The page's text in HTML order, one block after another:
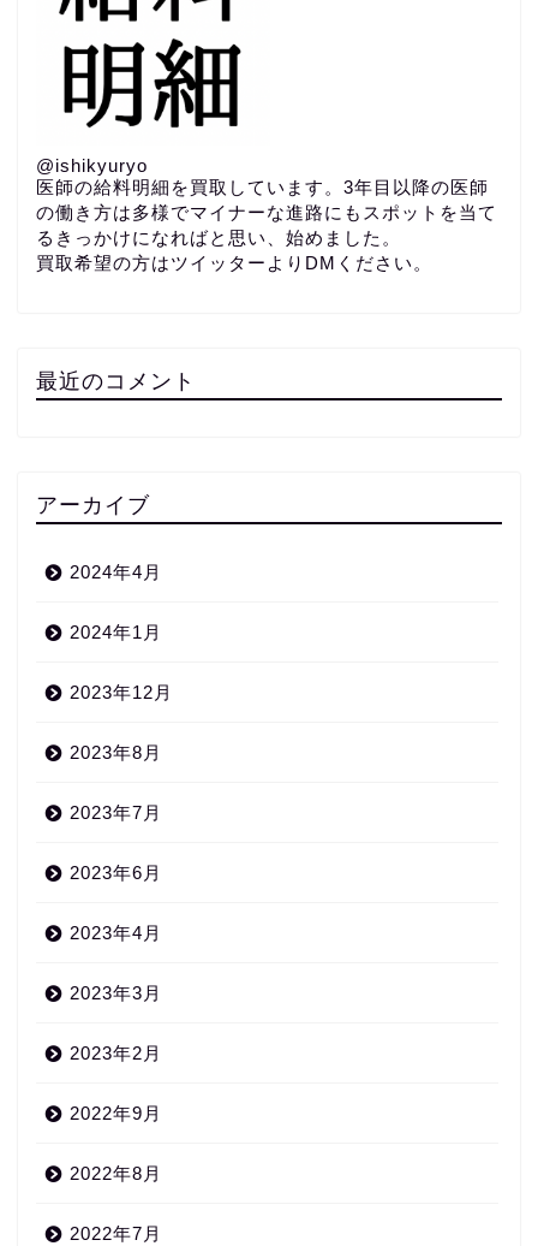
@ishikyuryo
医師の給料明細を買取しています。3年目以降の医師
の働き方は多様でマイナーな進路にもスポットを当て
るきっかけになればと思い、始めました。
買取希望の方はツイッターよりDMください。
最近のコメント
アーカイブ
2024年4月
2024年1月
2023年12月
2023年8月
2023年7月
2023年6月
2023年4月
2023年3月
2023年2月
2022年9月
2022年8月
2022年7月